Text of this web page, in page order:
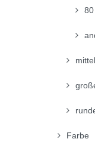
Farbe